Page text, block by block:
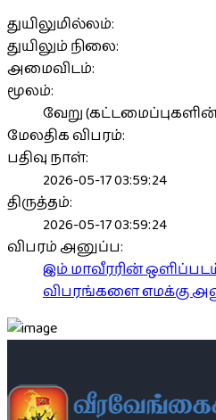
துயிலுமில்லம்:
துயிலும் நிலை:
அமைவிடம்:
மூலம்:
வேறு
மேலதிக விபரம்:
பதிவு நாள்:
2026-05-17 03:59:24
திருத்தம்:
2026-05-17 03:59:24
விபரம் அனுப்ப:
இம் மாவீரரின்
விபரங்களை எமக்கு